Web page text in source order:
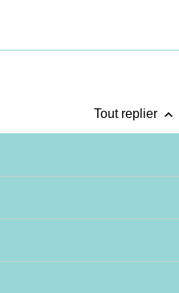
Tout replier keyboard_arrow_up